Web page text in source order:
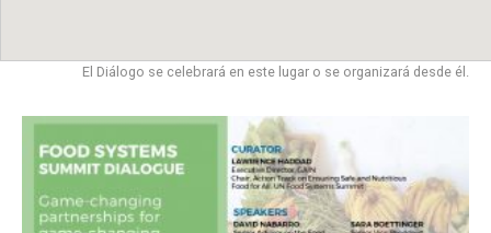
El Diálogo se celebrará en este lugar o se organizará desde él.